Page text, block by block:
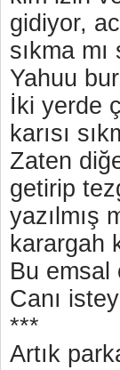
gidiyor,
sıkma
Yahuu
İki yerde
karısı
Zaten
getirip
yazılmış
karargah
Bu emsal
Canı
***
Artık